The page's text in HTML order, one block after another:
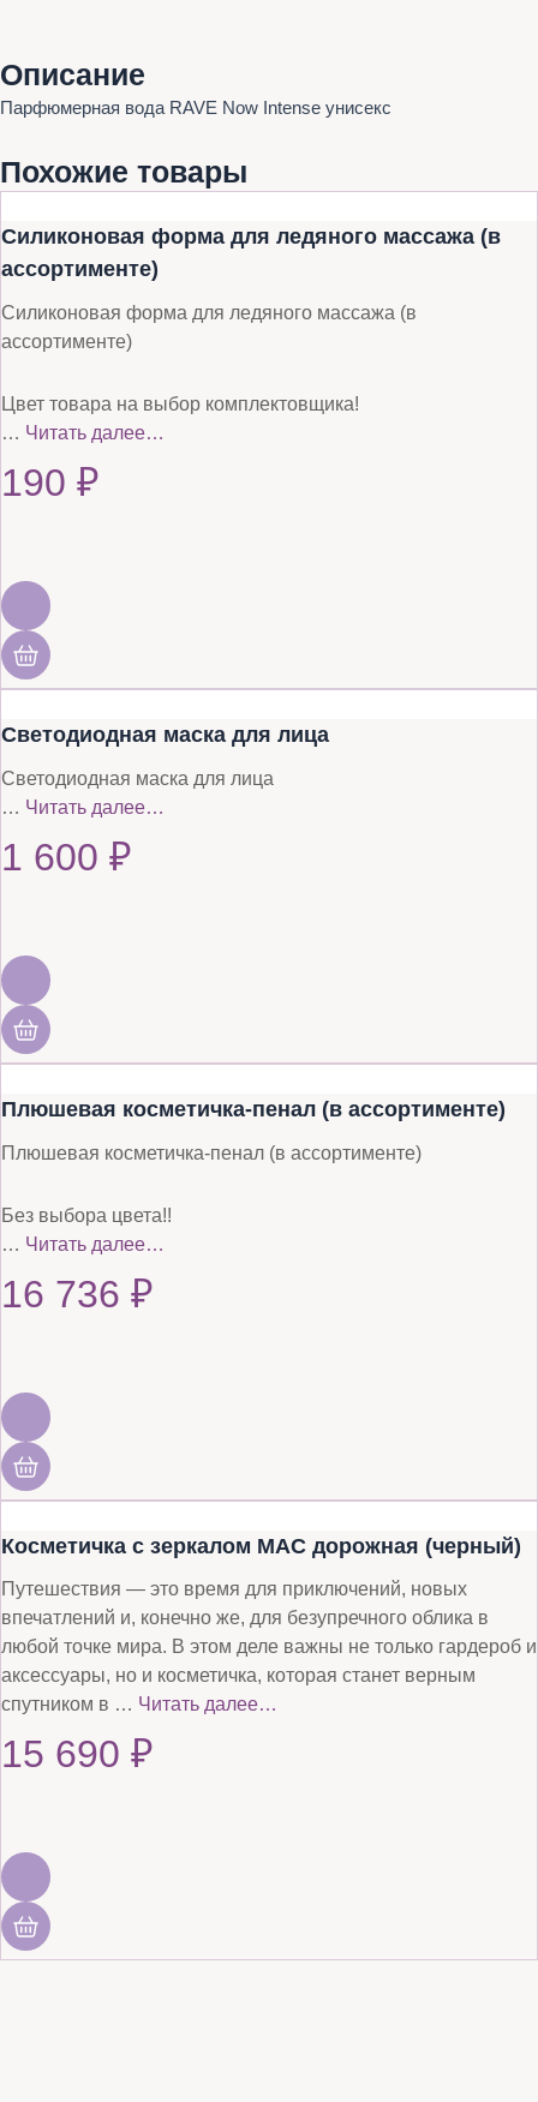
Описание
Парфюмерная вода RAVE Now Intense унисекс
Похожие товары
Силиконовая форма для ледяного массажа (в
ассортименте)
Силиконовая форма для ледяного массажа (в
ассортименте)
Цвет товара на выбор комплектовщика!
… Читать далее…
190 ₽
Светодиодная маска для лица
Светодиодная маска для лица
… Читать далее…
1 600 ₽
Плюшевая косметичка-пенал (в ассортименте)
Плюшевая косметичка-пенал (в ассортименте)
Без выбора цвета!!
… Читать далее…
16 736 ₽
Косметичка с зеркалом MAC дорожная (черный)
Путешествия — это время для приключений, новых
впечатлений и, конечно же, для безупречного облика в
любой точке мира. В этом деле важны не только гардероб и
аксессуары, но и косметичка, которая станет верным
спутником в … Читать далее…
15 690 ₽